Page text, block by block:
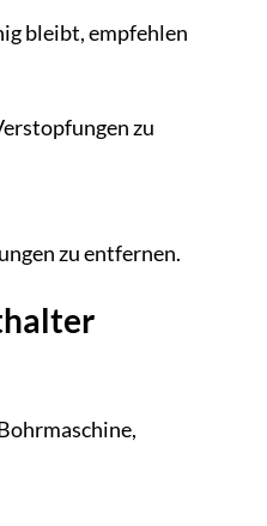
bleibt, empfehlen
zu
zu entfernen.